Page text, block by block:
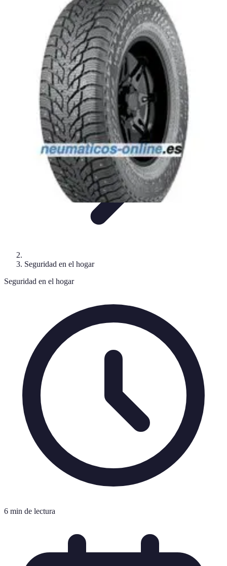
Consejos y MantenimientoGuías y Tutoriales Consejos de
Guía de CompraGuías de Compra
Urgencia Alarma
Seguridad en el hogar
Seguridad en el hogar
6 min de lectura